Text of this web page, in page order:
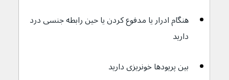
هنگام ادرار یا مدفوع کردن یا حین رابطه جنسی درد
دارید
بین پریودها خونریزی دارید